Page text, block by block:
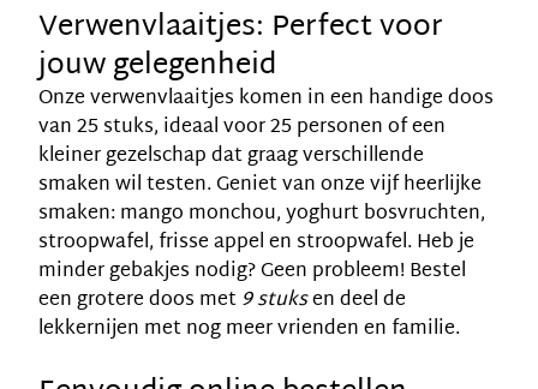
Verwenvlaaitjes: Perfect voor
jouw gelegenheid
Onze verwenvlaaitjes komen in een handige doos
van 25 stuks, ideaal voor 25 personen of een
kleiner gezelschap dat graag verschillende
smaken wil testen. Geniet van onze vijf heerlijke
smaken: mango monchou, yoghurt bosvruchten,
stroopwafel, frisse appel en stroopwafel. Heb je
minder gebakjes nodig? Geen probleem! Bestel
een grotere doos met9 stuksen deel de
lekkernijen met nog meer vrienden en familie.